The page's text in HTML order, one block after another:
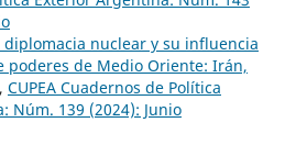
diplomacia nuclear y su influencia
poderes de Medio Oriente: Irán,
, CUPEA Cuadernos de Política
Núm. 139 (2024): Junio